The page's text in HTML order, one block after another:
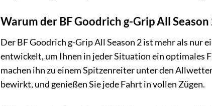
Warum der BF Goodrich g-Grip All
Der BF Goodrich g-Grip All Season 2 ist mehr als nur
entwickelt, um Ihnen in jeder Situation ein optimales
machen ihn zu einem Spitzenreiter unter den
bewirkt, und genießen Sie jede Fahrt in vollen Zügen.